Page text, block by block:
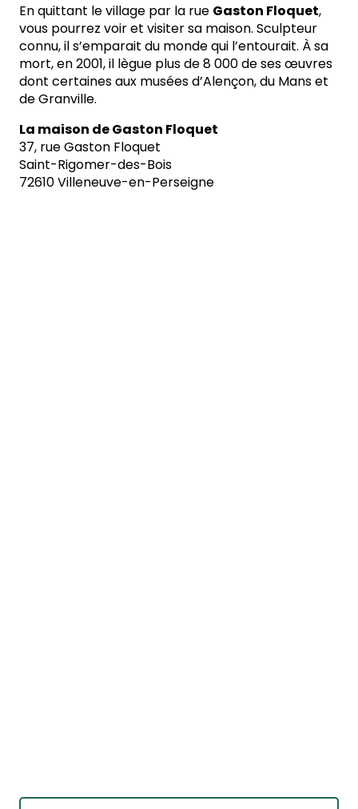
En quittant le village par la rue Gaston Floquet,
vous pourrez voir et visiter sa maison. Sculpteur
connu, il s’emparait du monde qui l’entourait. À sa
mort, en 2001, il lègue plus de 8 000 de ses œuvres
dont certaines aux musées d’Alençon, du Mans et
de Granville.
La maison de Gaston Floquet
37, rue Gaston Floquet
Saint-Rigomer-des-Bois
72610 Villeneuve-en-Perseigne